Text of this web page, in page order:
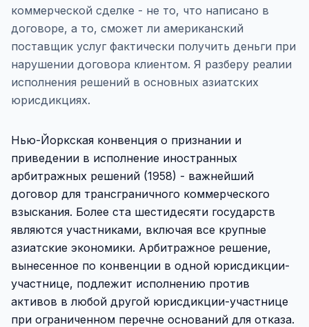
коммерческой сделке - не то, что написано в
договоре, а то, сможет ли американский
поставщик услуг фактически получить деньги при
нарушении договора клиентом. Я разберу реалии
исполнения решений в основных азиатских
юрисдикциях.
Нью-Йоркская конвенция о признании и
приведении в исполнение иностранных
арбитражных решений (1958) - важнейший
договор для трансграничного коммерческого
взыскания. Более ста шестидесяти государств
являются участниками, включая все крупные
азиатские экономики. Арбитражное решение,
вынесенное по конвенции в одной юрисдикции-
участнице, подлежит исполнению против
активов в любой другой юрисдикции-участнице
при ограниченном перечне оснований для отказа.